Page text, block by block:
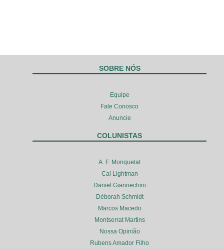
SOBRE NÓS
Equipe
Fale Conosco
Anuncie
COLUNISTAS
A. F. Monquelat
Cal Lightman
Daniel Giannechini
Déborah Schmidt
Marcos Macedo
Montserrat Martins
Nossa Opinião
Rubens Amador Filho